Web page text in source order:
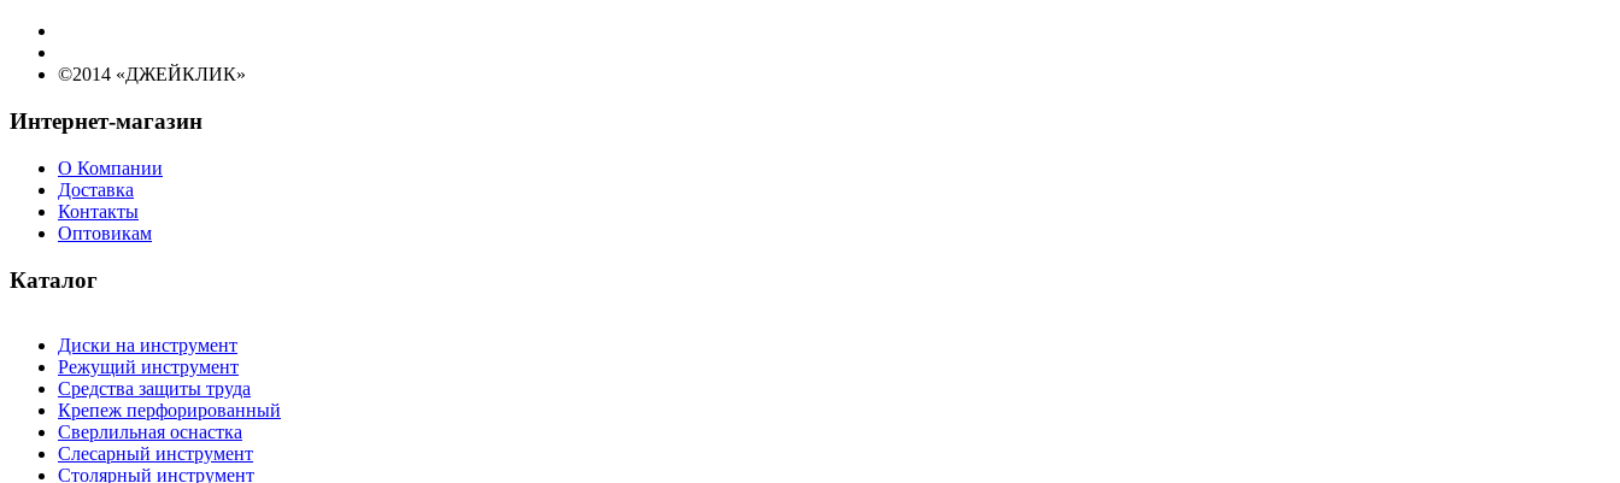
©2014 «ДЖЕЙКЛИК»
Интернет-магазин
О Компании
Доставка
Контакты
Оптовикам
Каталог
Диски на инструмент
Режущий инструмент
Средства защиты труда
Крепеж перфорированный
Сверлильная оснастка
Слесарный инструмент
Столярный инструмент